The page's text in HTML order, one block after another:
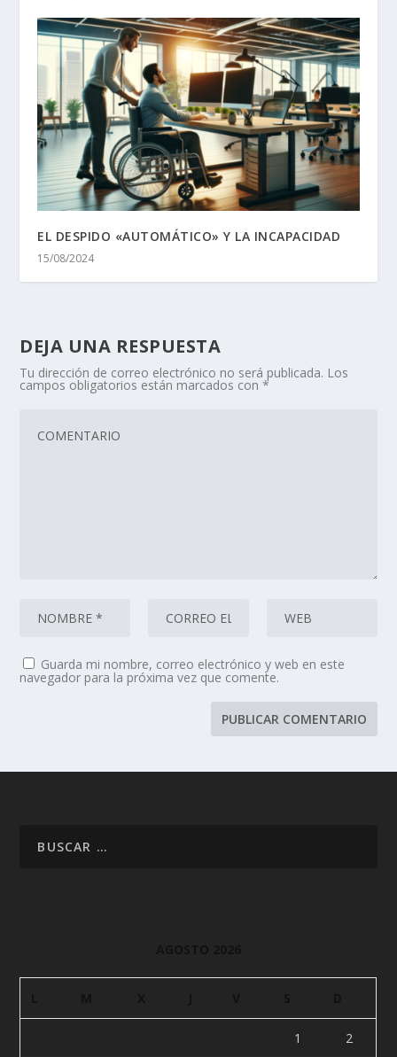
EL DESPIDO «AUTOMÁTICO» Y LA INCAPACIDAD
15/08/2024
DEJA UNA RESPUESTA
Tu dirección de correo electrónico no será publicada. Los
campos obligatorios están marcados con*
Guarda mi nombre, correo electrónico y web en este
navegador para la próxima vez que comente.
1 2